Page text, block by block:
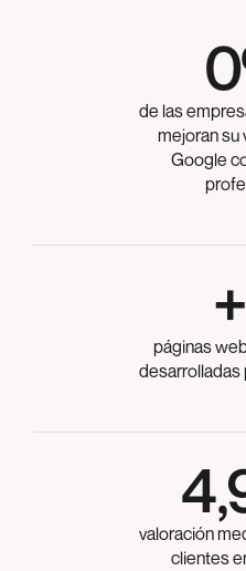
0
de las
mejoran su
Google
+
páginas
desarrolladas
valoración
clientes